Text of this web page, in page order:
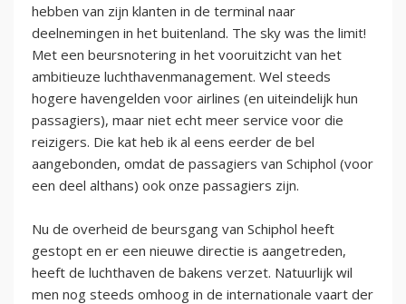
hebben van zijn klanten in de terminal naar
deelnemingen in het buitenland. The sky was the limit!
Met een beursnotering in het vooruitzicht van het
ambitieuze luchthavenmanagement. Wel steeds
hogere havengelden voor airlines (en uiteindelijk hun
passagiers), maar niet echt meer service voor die
reizigers. Die kat heb ik al eens eerder de bel
aangebonden, omdat de passagiers van Schiphol (voor
een deel althans) ook onze passagiers zijn.
Nu de overheid de beursgang van Schiphol heeft
gestopt en er een nieuwe directie is aangetreden,
heeft de luchthaven de bakens verzet. Natuurlijk wil
men nog steeds omhoog in de internationale vaart der